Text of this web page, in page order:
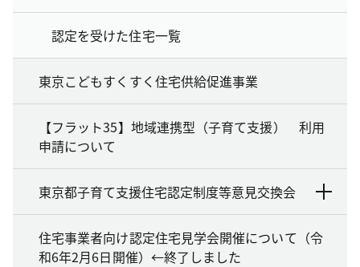
認定を受けた住宅一覧
東京こどもすくすく住宅供給促進事業
【フラット35】地域連携型（子育て支援） 利用
申請について
東京都子育て支援住宅認定制度等意見交換会
住宅事業者向け認定住宅見学会開催について（令
和6年2月6日開催）←終了しました